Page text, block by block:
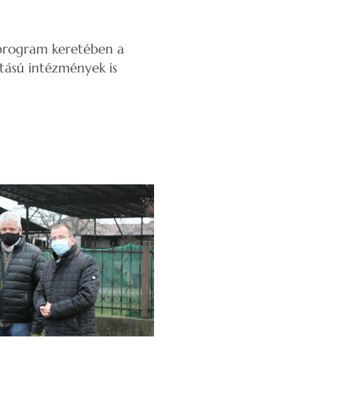
keretében a
intézmények is